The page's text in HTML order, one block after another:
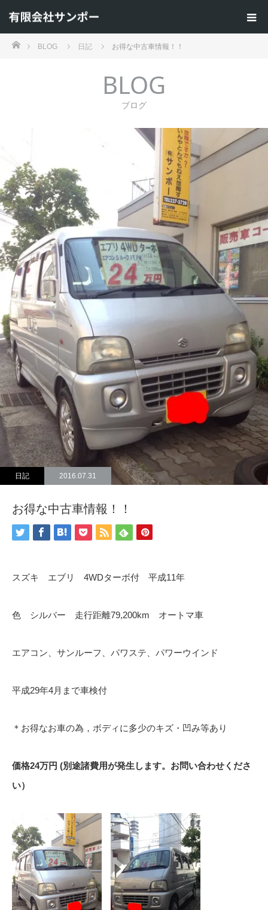
ホームBLOG 日記 お得な中古車情報！！
BLOG
ブログ
日記 2016.07.31
お得な中古車情報！！
スズキ エブリ 4WDターボ付 平成11年
色 シルバー 走行距離79,200km オートマ車
エアコン、サンルーフ、パワステ、パワーウインド
平成29年4月まで車検付
＊お得なお車の為，ボディに多少のキズ・凹み等あり
価格24万円 (別途諸費用が発生します。お問い合わせくださ
い）